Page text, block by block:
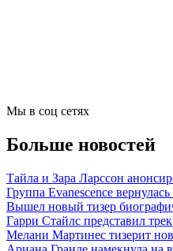
Мы в соц сетях
Больше новостей
Тайла и Зара Ларссон
Группа Evanescence
Вышел новый тизер
Гарри Стайлс представил
Мелани Мартинес тизерит